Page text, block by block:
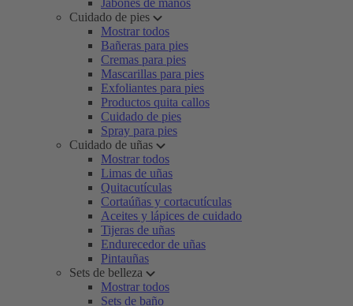
Jabones de manos
Cuidado de pies
Mostrar todos
Bañeras para pies
Cremas para pies
Mascarillas para pies
Exfoliantes para pies
Productos quita callos
Cuidado de pies
Spray para pies
Cuidado de uñas
Mostrar todos
Limas de uñas
Quitacutículas
Cortaúñas y cortacutículas
Aceites y lápices de cuidado
Tijeras de uñas
Endurecedor de uñas
Pintauñas
Sets de belleza
Mostrar todos
Sets de baño